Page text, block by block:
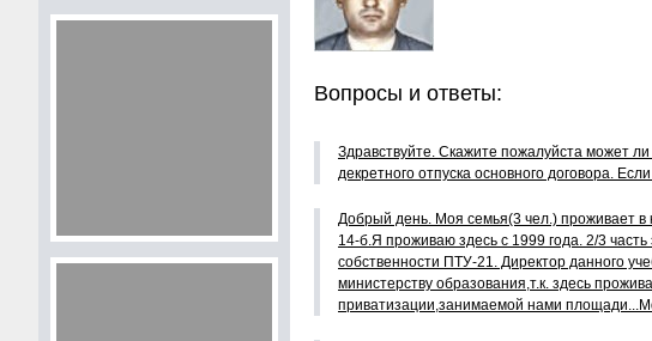
Вопросы и ответы:
Здравствуйте. Скажите пожалуйста может
декретного отпуска основного договора.
Добрый день. Моя семья(3 чел.) проживает
14-б.Я проживаю здесь с 1999 года. 2/3
собственности ПТУ-21. Директор данного
министерству образования,т.к. здесь
приватизации,занимаемой нами